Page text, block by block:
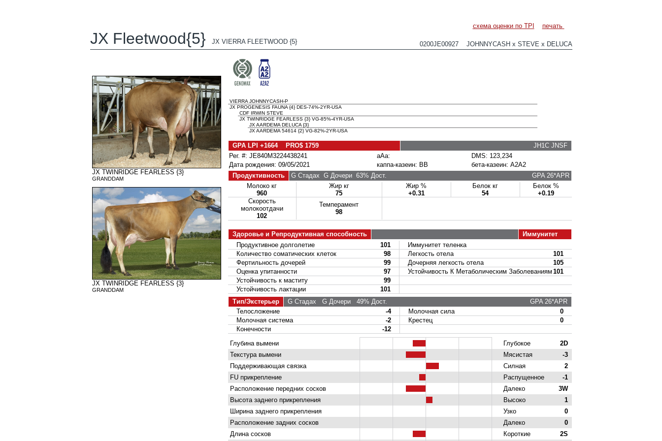
схема оценки по TPI печать
JX Fleetwood{5} JX VIERRA FLEETWOOD {5} 0200JE00927 JOHNNYCASH x STEVE x DELUCA
JX TWINRIDGE FEARLESS {3}
GRANDDAM
JX TWINRIDGE FEARLESS {3}
GRANDDAM
VIERRA JOHNNYCASH-P
JX PROGENESIS FAUNA {4} DES-74%-2YR-USA
CDF IRWIN STEVE
JX TWINRIDGE FEARLESS {3} VG-85%-4YR-USA
JX AARDEMA DELUCA {3}
JX AARDEMA 54614 {2} VG-82%-2YR-USA
GPA LPI +1664 PRO$ 1759
JH1C JNSF
Рег. #: JE840M3224438241
aAa:
DMS: 123,234
Дата рождения: 09/05/2021
каппа-казеин: BB
бета-казеин: A2A2
Продуктивность
G Стадах G Дочери63% Дост.
GPA 26*APR
Молоко кг
960
Жир кг
75
Жир %
+0.31
Белок кг
54
Белок %
+0.19
Скорость
молокоотдачи
102
Темперамент
98
Здоровье и Репродуктивная способность
Иммунитет
Продуктивное долголетие
101
Иммунитет теленка
Количество соматических клеток
98 Легкость отела
101
Фертильность дочерей
99 Дочерняя легкость отела
105
Оценка упитанности
97 Устойчивость К Метаболическим Заболеваниям 101
Устойчивость к маститу
99
Устойчивость лактации
101
Тип/Экстерьер
G Стадах G Дочери49% Дост.
GPA 26*APR
Телосложение
-4 Молочная сила
0
Молочная система
-2 Крестец
0
Конечности
-12
Глубина вымени
Глубокое
2D
Текстура вымени
Мясистая
-3
Поддерживающая связка
Силная
2
FU прикрепление
Распущенное
-1
Расположение передних сосков
Далеко
3W
Высота заднего прикрепления
Высоко
1
Ширина заднего прикрепления
Узко
0
Расположение задних сосков
Далеко
0
Длина сосков
Короткие 2S